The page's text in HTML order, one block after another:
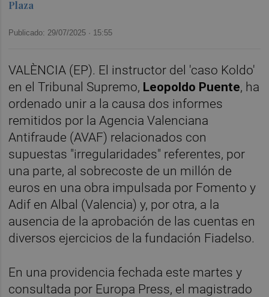
Plaza
Publicado: 29/07/2025 · 15:55
VALÈNCIA (EP). El instructor del 'caso Koldo'
en el Tribunal Supremo, Leopoldo Puente, ha
ordenado unir a la causa dos informes
remitidos por la Agencia Valenciana
Antifraude (AVAF) relacionados con
supuestas "irregularidades" referentes, por
una parte, al sobrecoste de un millón de
euros en una obra impulsada por Fomento y
Adif en Albal (Valencia) y, por otra, a la
ausencia de la aprobación de las cuentas en
diversos ejercicios de la fundación Fiadelso.
En una providencia fechada este martes y
consultada por Europa Press, el magistrado